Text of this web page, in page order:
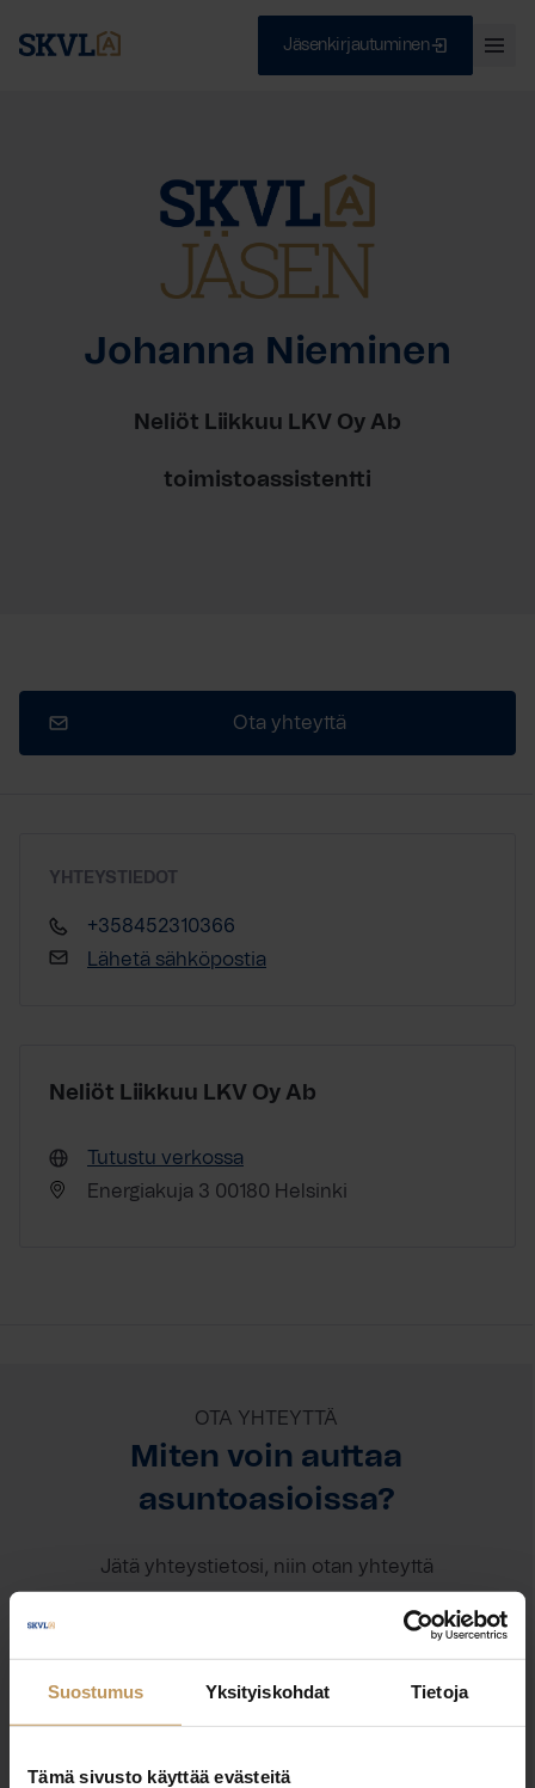
Suostumus Yksityiskohdat Tietoja
Tämä sivusto käyttää evästeitä
Jäsenkirjautuminen
Johanna Nieminen
Neliöt Liikkuu LKV Oy Ab
toimistoassistentti
Ota yhteyttä
YHTEYSTIEDOT
+358452310366
Lähetä sähköpostia
Neliöt Liikkuu LKV Oy Ab
Tutustu verkossa
Energiakuja 3 00180 Helsinki
OTA YHTEYTTÄ
Miten voin auttaa
asuntoasioissa?
Jätä yhteystietosi, niin otan yhteyttä
Johanna Nieminen